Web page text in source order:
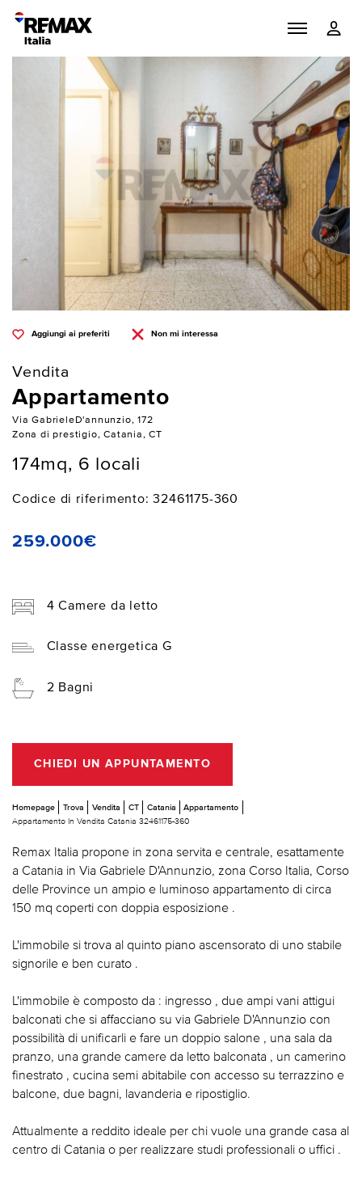
Aggiungi ai preferiti Non mi interessa
Vendita
Appartamento
Via GabrieleD'annunzio, 172
Zona di prestigio, Catania, CT
174mq, 6 locali
Codice di riferimento: 32461175-360
259.000€
4 Camere da letto
Classe energetica G
2 Bagni
CHIEDI UN APPUNTAMENTO
Homepage Trova Vendita CT Catania
Appartamento
Appartamento In Vendita Catania 32461175-360
Remax Italia propone in zona servita e centrale, esattamente
a Catania in Via Gabriele D'Annunzio, zona Corso Italia, Corso
delle Province un ampio e luminoso appartamento di circa
150 mq coperti con doppia esposizione .
L'immobile si trova al quinto piano ascensorato di uno stabile
signorile e ben curato .
L'immobile è composto da : ingresso , due ampi vani attigui
balconati che si affacciano su via Gabriele D'Annunzio con
possibilità di unificarli e fare un doppio salone , una sala da
pranzo, una grande camere da letto balconata , un camerino
finestrato , cucina semi abitabile con accesso su terrazzino e
balcone, due bagni, lavanderia e ripostiglio.
Attualmente a reddito ideale per chi vuole una grande casa al
centro di Catania o per realizzare studi professionali o uffici .